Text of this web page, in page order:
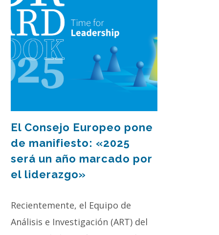
El Consejo Europeo pone
de manifiesto: «2025
será un año marcado por
el liderazgo»
Recientemente, el Equipo de
Análisis e Investigación (ART) del